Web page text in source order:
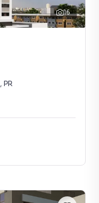
16
, PR